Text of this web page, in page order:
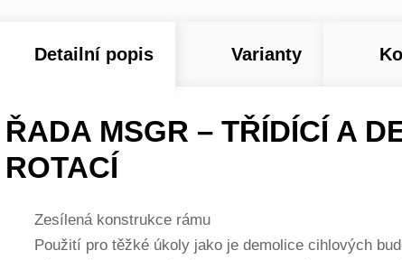
Detailní popis Varianty
ŘADA MSGR – TŘÍDÍCÍ A
ROTACÍ
Zesílená konstrukce rámu
Použití pro těžké úkoly jako je demolice cihlových